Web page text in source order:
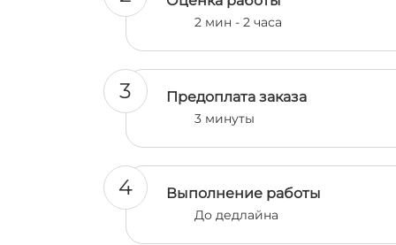
2 мин - 2 часа
3 Предоплата заказа
3 минуты
4 Выполнение работы
До дедлайна